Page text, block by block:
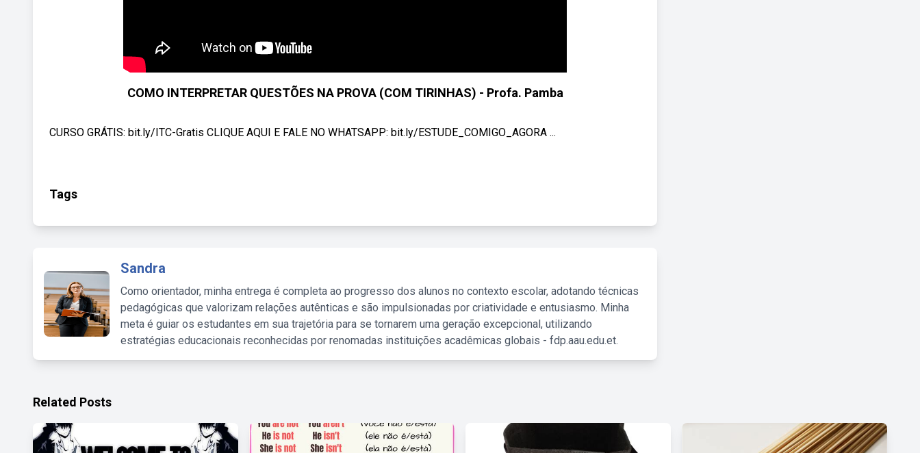
COMO INTERPRETAR QUESTÕES NA PROVA (COM TIRINHAS) - Profa. Pamba
CURSO GRÁTIS: bit.ly/ITC-Gratis CLIQUE AQUI E FALE NO WHATSAPP: bit.ly/ESTUDE_COMIGO_AGORA ...
Tags
Sandra
Como orientador, minha entrega é completa ao progresso dos alunos no contexto escolar, adotando técnicas
pedagógicas que valorizam relações autênticas e são impulsionadas por criatividade e entusiasmo. Minha
meta é guiar os estudantes em sua trajetória para se tornarem uma geração excepcional, utilizando
estratégias educacionais reconhecidas por renomadas instituições acadêmicas globais - fdp.aau.edu.et.
Related Posts